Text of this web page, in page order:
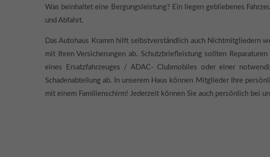
Was beinhaltet eine Bergungsleistung? Ein liegen gebliebenes
und Abfahrt.
Das Autohaus Kramm hilft selbstverständlich auch Nichtmitgliedern
mit Ihren Versicherungen ab. Schutzbriefleistung sollten
eines Ersatzfahrzeuges / ADAC- Clubmobiles oder einer
Schadenabteilung ab. In unserem Haus können Mitglieder Ihre
mit einem Familienschirm! Jederzeit können Sie auch persönlich bei